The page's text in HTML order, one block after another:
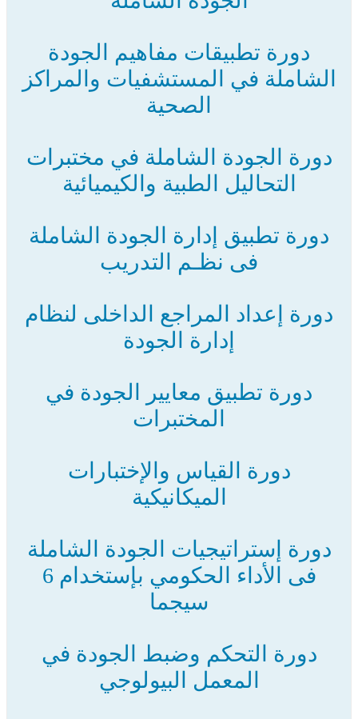
دورة تطبيقات مفاهيم الجودة
الشاملة في المستشفيات والمراكز
الصحية
دورة الجودة الشاملة في مختبرات
التحاليل الطبية والكيميائية
دورة تطبيق إدارة الجودة الشاملة
فى نظـم التدريب
دورة إعداد المراجع الداخلى لنظام
إدارة الجودة
دورة تطبيق معايير الجودة في
المختبرات
دورة القياس والإختبارات
الميكانيكية
دورة إستراتيجيات الجودة الشاملة
فى الأداء الحكومي بإستخدام 6
سيجما
دورة التحكم وضبط الجودة في
المعمل البيولوجي